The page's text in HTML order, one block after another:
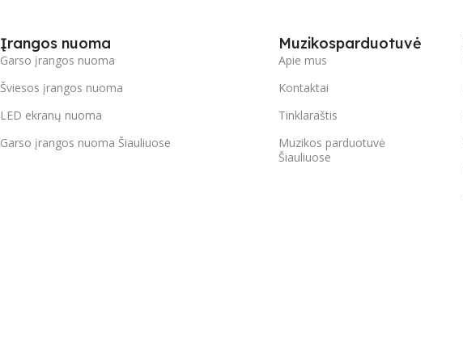
Įrangos nuoma
Garso įrangos nuoma
Šviesos įrangos nuoma
LED ekranų nuoma
Garso įrangos nuoma Šiauliuose
Muzikosparduotuvė
Apie mus
Kontaktai
Tinklaraštis
Muzikos parduotuvė
Šiauliuose